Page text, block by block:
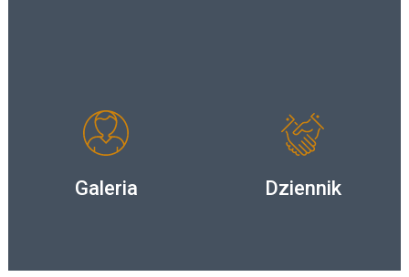
Galeria Dziennik